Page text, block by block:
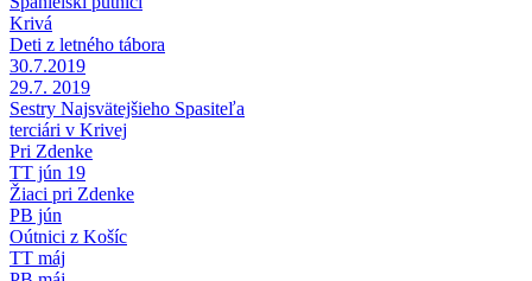
Krivá
Deti z letného tábora
30.7.2019
29.7. 2019
Sestry Najsvätejšieho Spasiteľa
terciári v Krivej
Pri Zdenke
TT jún 19
Žiaci pri Zdenke
PB jún
Oútnici z Košíc
TT máj